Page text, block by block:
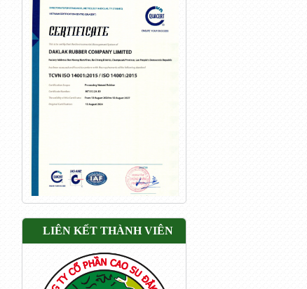
LIÊN KẾT THÀNH VIÊN